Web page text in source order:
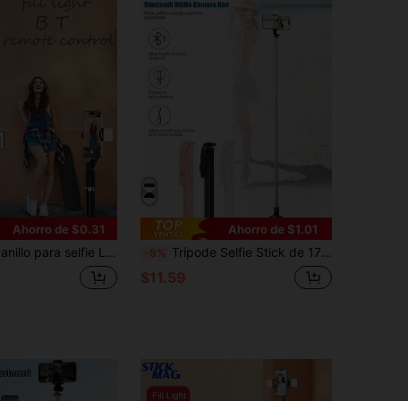
Ahorro de $0.31
ligero y portátil, compatible con iPhone 16/15/14/13/12 Pro/Xs Max/X/8 Plus, teléfonos Android, GoPro, para selfie/transmisión en vivo/fotografía, adecuado para vacaciones de verano, viajes, actividades al aire libre
Ahorro de $1.01
-8% Trípode Selfie Stick de 170cm (66.93 Pulgadas) con Control Remoto Inalámbrico, Diseñado para Transmisión en Vivo al Aire Libre, Selfies de Video y Portabilidad. Compatible con Teléfonos y Android; Adecuado para Transmisión en Vivo, Vlog, Selfies Manuales, Actividades al Aire Libre, Entrevistas y Viajes.
$11.59